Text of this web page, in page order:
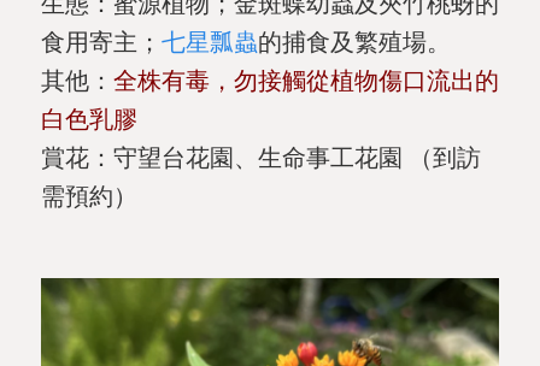
食用寄主； 七星瓢蟲的捕食及繁殖場。
其他： 全株有毒，勿接觸從植物傷口流出的
白色乳膠
賞花：守望台花園、生命事工花園 （到訪
需預約）